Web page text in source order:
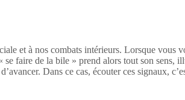
et à nos combats intérieurs. Lorsque vous
faire de la bile » prend alors tout son sens,
Dans ce cas, écouter ces signaux,